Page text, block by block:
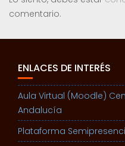
comentario.
ENLACES DE INTERÉS
Aula Virtual (Moodle)
Andalucía
Plataforma